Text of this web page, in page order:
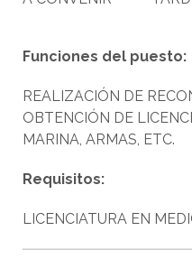
Funciones del puesto:
REALIZACIÓN DE
OBTENCIÓN DE
MARINA, ARMAS, ETC.
Requisitos:
LICENCIATURA EN